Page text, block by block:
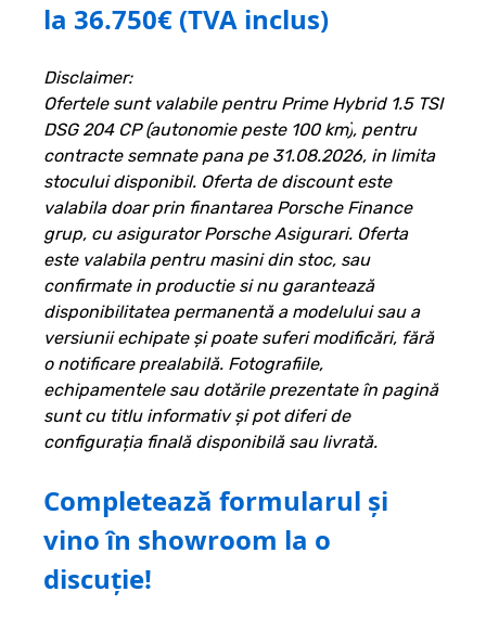
la 36.750€ (TVA inclus)
Disclaimer:
Ofertele sunt valabile pentru Prime Hybrid 1.5 TSI
DSG 204 CP (autonomie peste 100 km), pentru
contracte semnate pana pe 31.08.2026, in limita
stocului disponibil. Oferta de discount este
valabila doar prin finantarea Porsche Finance
grup, cu asigurator Porsche Asigurari. Oferta
este valabila pentru masini din stoc, sau
confirmate in productie si nu garantează
disponibilitatea permanentă a modelului sau a
versiunii echipate și poate suferi modificări, fără
o notificare prealabilă. Fotografiile,
echipamentele sau dotările prezentate în pagină
sunt cu titlu informativ și pot diferi de
configurația finală disponibilă sau livrată.
Completează formularul și
vino în showroom la o
discuție!